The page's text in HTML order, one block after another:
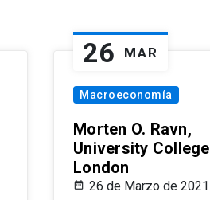
26 MAR
Macroeconomía
Morten O. Ravn,
University College
London
26 de Marzo de 2021